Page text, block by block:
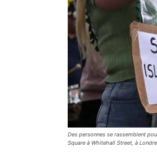
Des personnes se rassemblent
Square à Whitehall Street, à